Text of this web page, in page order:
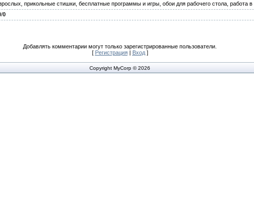
прикольные стишки, бесплатные программы и игры, обои для рабочего стола, работа в
/0
Добавлять комментарии могут только зарегистрированные пользователи.
[ Регистрация| Вход]
Copyright MyCorp © 2026